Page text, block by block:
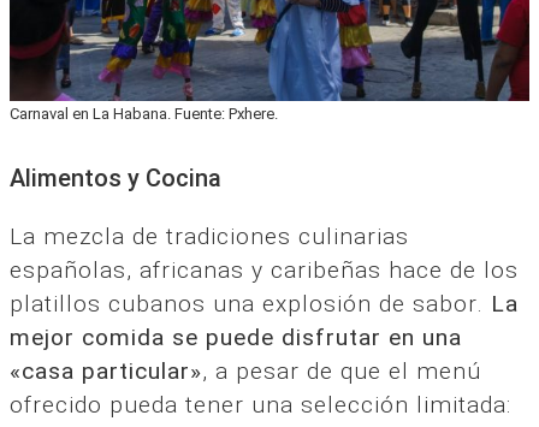
Carnaval en La Habana. Fuente: Pxhere.
Alimentos y Cocina
La mezcla de tradiciones culinarias
españolas, africanas y caribeñas hace de los
platillos cubanos una explosión de sabor. La
mejor comida se puede disfrutar en una
«casa particular», a pesar de que el menú
ofrecido pueda tener una selección limitada: